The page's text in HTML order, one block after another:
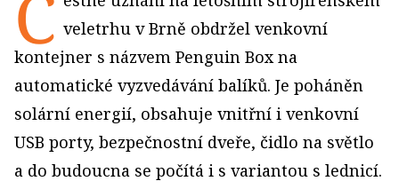
veletrhu v Brně obdržel venkovní
kontejner s názvem Penguin Box na
automatické vyzvedávání balíků. Je poháněn
solární energií, obsahuje vnitřní i venkovní
USB porty, bezpečnostní dveře, čidlo na světlo
a do budoucna se počítá i s variantou s lednicí.